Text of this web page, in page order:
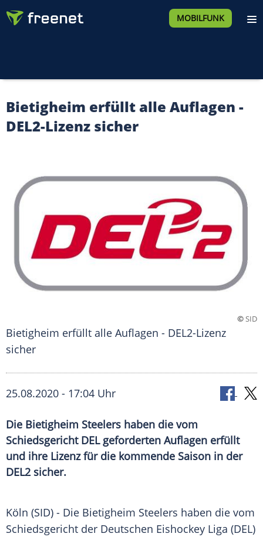
MOBILFUNK
Bietigheim erfüllt alle Auflagen -
DEL2-Lizenz sicher
©SID
Bietigheim erfüllt alle Auflagen - DEL2-Lizenz
sicher
25.08.2020 - 17:04 Uhr
Die Bietigheim Steelers haben die vom
Schiedsgericht DEL geforderten Auflagen erfüllt
und ihre Lizenz für die kommende Saison in der
DEL2 sicher.
Köln (SID) - Die Bietigheim Steelers haben die vom
Schiedsgericht der Deutschen Eishockey Liga (DEL)